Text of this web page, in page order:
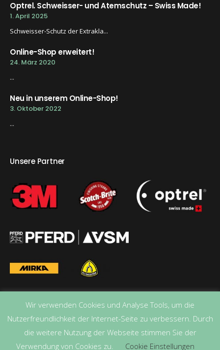
Optrel. Schweisser- und Atemschutz – Swiss Made!
1. April 2025
Schweisser-Schutz der Extrakla...
Online-Shop erweitert!
24. März 2020
...
Neu in unserem Online-Shop!
3. Oktober 2022
...
Unsere Partner
Wir verwenden Cookies und Analyse Tools, um die
Nutzerfreundlichkeit der Internet-Seite zu verbessern. Durch
die weitere Nutzung der Webseite stimmen Sie der
Verwendung von Cookies zu.
Cookie Einstellungen